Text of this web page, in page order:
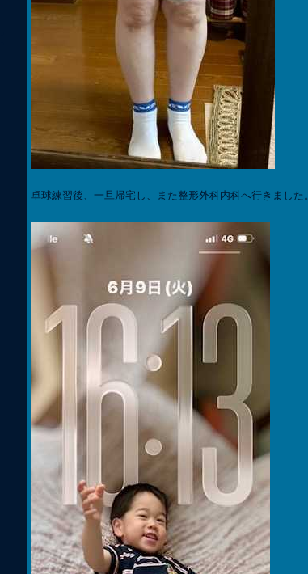
卓球練習後、一旦帰宅し、また整形外科内科へ行きました。